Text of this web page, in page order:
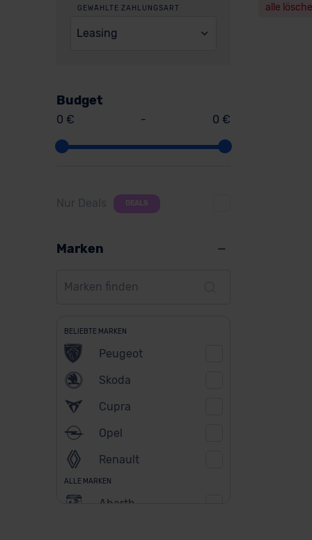
GEWÄHLTE ZAHLUNGSART
Leasing
Budget
0 € - 0 €
Nur Deals DEALS
Marken
BELIEBTE MARKEN
Peugeot
Skoda
Cupra
Opel
Renault
ALLE MARKEN
Abarth
alle